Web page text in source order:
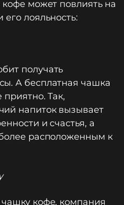
может повлиять на
лояльность:
получать
А бесплатная чашка
Так,
напиток вызывает
и счастья, а
расположенным к
кофе, компания